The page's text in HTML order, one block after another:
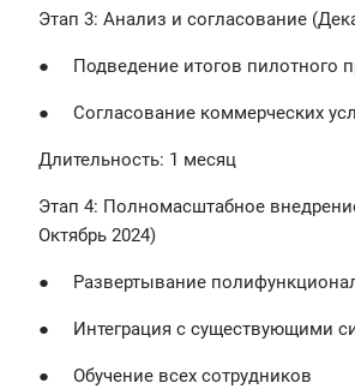
Этап 3: Анализ и согласование
● Подведение итогов пилотного
● Согласование коммерческих
Длительность: 1 месяц
Этап 4: Полномасштабное
Октябрь 2024)
● Развертывание
● Интеграция с существующими
● Обучение всех сотрудников